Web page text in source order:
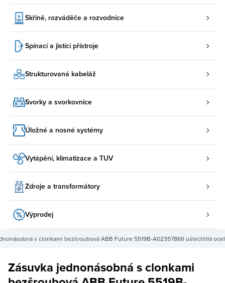
Skříně, rozváděče a rozvodnice
Spínací a jistící přístroje
Strukturovaná kabeláž
Svorky a svorkovnice
Úložné a nosné systémy
Vytápění, klimatizace a TUV
Zdroje a transformátory
Výprodej
s clonkami bezšroubová ABB Future 5519B-A02357866 ušlechtilá ocel
Zásuvka jednonásobná s clonkami